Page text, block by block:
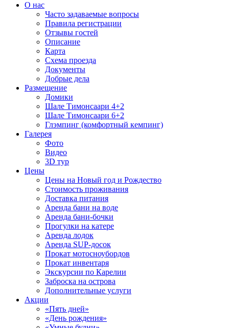
О нас
Часто задаваемые вопросы
Правила регистрации
Отзывы гостей
Описание
Карта
Схема проезда
Документы
Добрые дела
Размещение
Домики
Шале Тимонсаари 4+2
Шале Тимонсаари 6+2
Глэмпинг (комфортный кемпинг)
Галерея
Фото
Видео
3D тур
Цены
Цены на Новый год и Рождество
Стоимость проживания
Доставка питания
Аренда бани на воде
Аренда бани-бочки
Прогулки на катере
Аренда лодок
Аренда SUP-досок
Прокат мотосноубордов
Прокат инвентаря
Экскурсии по Карелии
Заброска на острова
Дополнительные услуги
Акции
«Пять дней»
«День рождения»